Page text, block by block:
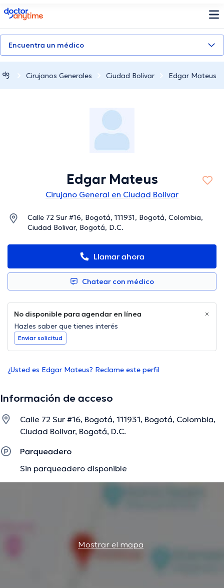
doctoranytime
Encuentra un médico
Cirujanos Generales Ciudad Bolivar Edgar Mateus
Edgar Mateus
Cirujano General en Ciudad Bolivar
Calle 72 Sur #16, Bogotá, 111931, Bogotá, Colombia,
Ciudad Bolivar, Bogotá, D.C.
Llamar ahora
Chatear con médico
No disponible para agendar en línea
Hazles saber que tienes interés
Enviar solicitud
¿Usted es Edgar Mateus? Reclame este perfil
Información de acceso
Calle 72 Sur #16, Bogotá, 111931, Bogotá, Colombia,
Ciudad Bolivar, Bogotá, D.C.
Parqueadero
Sin parqueadero disponible
Mostrar el mapa